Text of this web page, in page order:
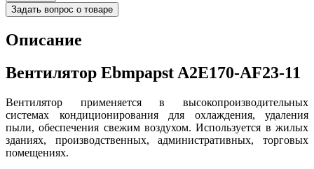
Задать вопрос о товаре
Описание
Вентилятор Ebmpapst A2E170-AF23-11
Вентилятор применяется в высокопроизводительных
системах кондиционирования для охлаждения, удаления
пыли, обеспечения свежим воздухом. Используется в жилых
зданиях, производственных, административных, торговых
помещениях.